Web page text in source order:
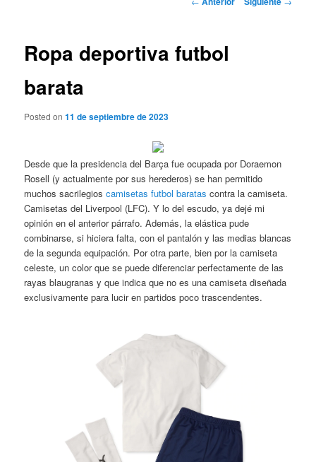
Ropa deportiva futbol
barata
Posted on11 de septiembre de 2023
Desde que la presidencia del Barça fue ocupada por Doraemon
Rosell (y actualmente por sus herederos) se han permitido
muchos sacrilegioscamisetas futbol baratas contra la camiseta.
Camisetas del Liverpool (LFC). Y lo del escudo, ya dejé mi
opinión en el anterior párrafo. Además, la elástica pude
combinarse, si hiciera falta, con el pantalón y las medias blancas
de la segunda equipación. Por otra parte, bien por la camiseta
celeste, un color que se puede diferenciar perfectamente de las
rayas blaugranas y que indica que no es una camiseta diseñada
exclusivamente para lucir en partidos poco trascendentes.